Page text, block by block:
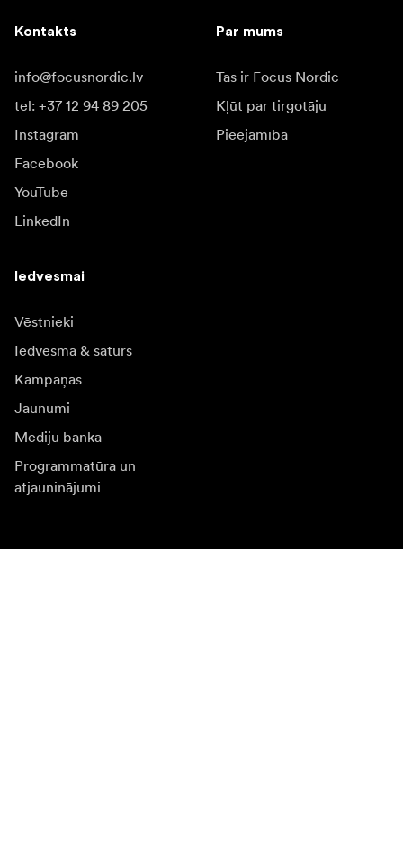
Kontakts
info@focusnordic.lv
tel: +37 12 94 89 205
Instagram
Facebook
YouTube
LinkedIn
Par mums
Tas ir Focus Nordic
Kļūt par tirgotāju
Pieejamība
Iedvesmai
Vēstnieki
Iedvesma & saturs
Kampaņas
Jaunumi
Mediju banka
Programmatūra un
atjauninājumi